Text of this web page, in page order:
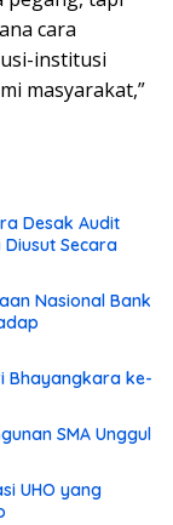
cara
institusi
masyarakat,”
Desak Audit
Diusut Secara
Nasional Bank
Bhayangkara ke-
SMA Unggul
UHO yang